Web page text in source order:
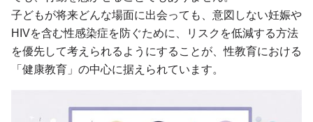
子どもが将来どんな場面に出会っても、意図しない妊娠や
HIVを含む性感染症を防ぐために、リスクを低減する方法
を優先して考えられるようにすることが、性教育における
「健康教育」の中心に据えられています。